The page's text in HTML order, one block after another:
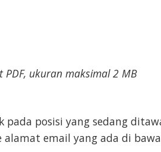
ukuran maksimal 2 MB
posisi yang sedang
alamat email yang ada di